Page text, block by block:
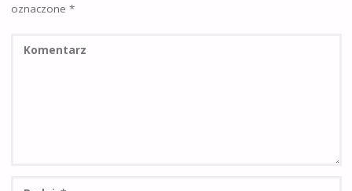
oznaczone *